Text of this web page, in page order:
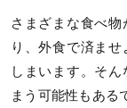
さまざまな食べ
り、外食で済ま
しまいます。そ
まう可能性もある